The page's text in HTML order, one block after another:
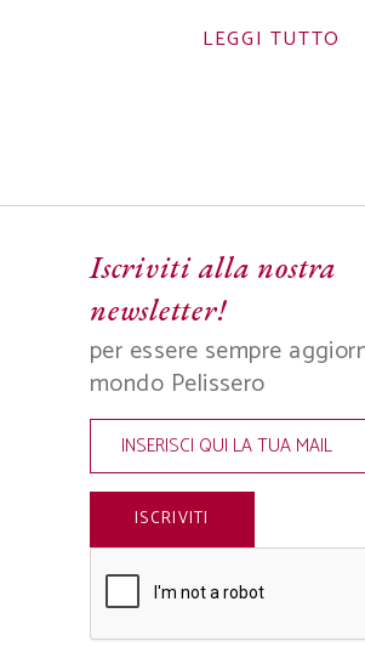
LEGGI TUTTO
Iscriviti alla nostra
newsletter!
per essere sempre
mondo Pelissero